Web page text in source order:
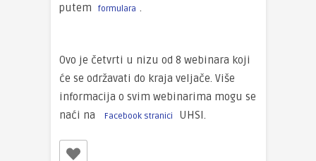
putem
formulara .
Ovo je četvrti u nizu od 8 webinara koji
će se održavati do kraja veljače. Više
informacija o svim webinarima mogu se
naći na
Facebook stranici UHSI.